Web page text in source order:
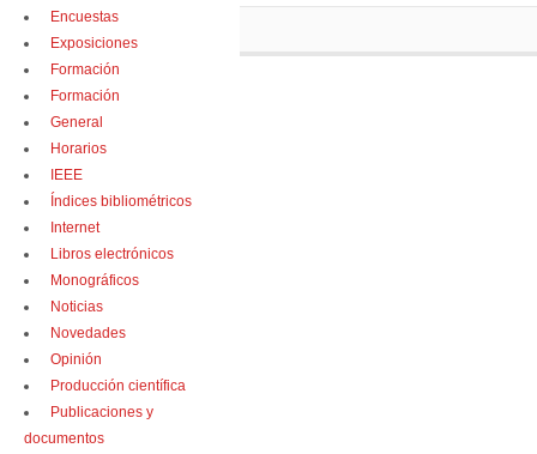
Encuestas
Exposiciones
Formación
Formación
General
Horarios
IEEE
Índices bibliométricos
Internet
Libros electrónicos
Monográficos
Noticias
Novedades
Opinión
Producción científica
Publicaciones y
documentos